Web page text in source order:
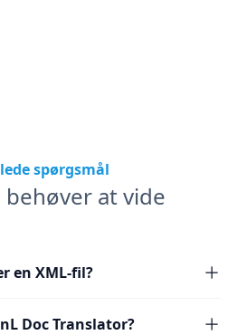
spørgsmål
at vide
en XML-fil?
Doc Translator?